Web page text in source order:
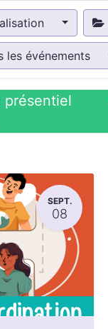
les événements
présentiel
SEPT.
08